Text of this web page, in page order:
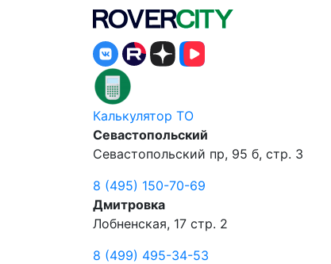
Калькулятор ТО
Севастопольский
Севастопольский пр, 95 б, стр. 3
8 (495) 150-70-69
Дмитровка
Лобненская, 17 стр. 2
8 (499) 495-34-53